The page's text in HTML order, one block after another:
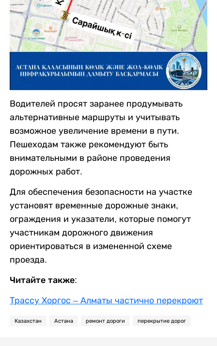
Водителей просят заранее продумывать
альтернативные маршруты и учитывать
возможное увеличение времени в пути.
Пешеходам также рекомендуют быть
внимательными в районе проведения
дорожных работ.
Для обеспечения безопасности на участке
установят временные дорожные знаки,
ограждения и указатели, которые помогут
участникам дорожного движения
ориентироваться в измененной схеме
проезда.
Читайте также:
Трассу Хоргос – Алматы частично перекроют
Казахстан Астана ремонт дороги перекрытие дорог